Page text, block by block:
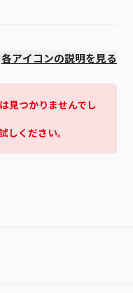
各アイコンの説明を見る
見つかりませんでし
しください。